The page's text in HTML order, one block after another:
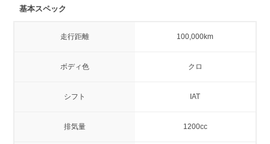
基本スペック
走行距離 100,000km
ボディ色 クロ
シフト IAT
排気量 1200cc